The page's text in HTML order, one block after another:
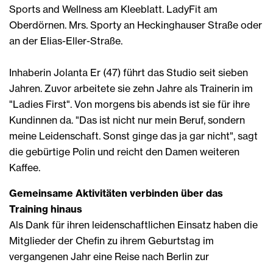
Sports and Wellness am Kleeblatt. LadyFit am
Oberdörnen. Mrs. Sporty an Heckinghauser Straße oder
an der Elias-Eller-Straße.
Inhaberin Jolanta Er (47) führt das Studio seit sieben
Jahren. Zuvor arbeitete sie zehn Jahre als Trainerin im
"Ladies First". Von morgens bis abends ist sie für ihre
Kundinnen da. "Das ist nicht nur mein Beruf, sondern
meine Leidenschaft. Sonst ginge das ja gar nicht", sagt
die gebürtige Polin und reicht den Damen weiteren
Kaffee.
Gemeinsame Aktivitäten verbinden über das
Training hinaus
Als Dank für ihren leidenschaftlichen Einsatz haben die
Mitglieder der Chefin zu ihrem Geburtstag im
vergangenen Jahr eine Reise nach Berlin zur